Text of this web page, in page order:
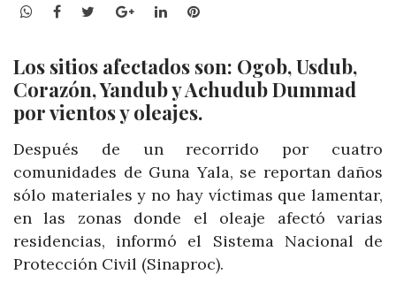
WhatsApp
Facebook
TwitterGoogle+LinkedInPinterest
Los sitios afectados son: Ogob, Usdub,
Corazón, Yandub y Achudub Dummad
por vientos y oleajes.
Después de un recorrido por cuatro
comunidades de Guna Yala, se reportan daños
sólo materiales y no hay víctimas que lamentar,
en las zonas donde el oleaje afectó varias
residencias, informó el Sistema Nacional de
Protección Civil (Sinaproc).